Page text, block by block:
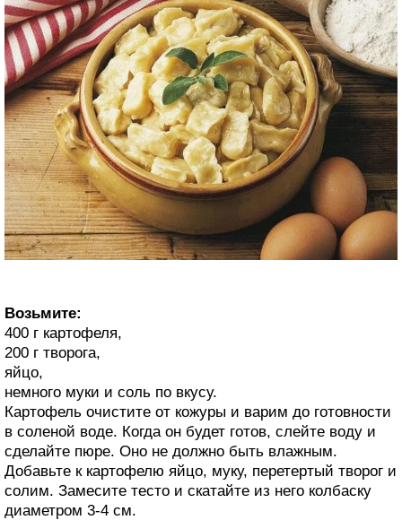
Возьмите:
400 г картофеля,
200 г творога,
яйцо,
немного муки и соль по вкусу.
Картофель очистите от кожуры и варим до готовности
в соленой воде. Когда он будет готов, слейте воду и
сделайте пюре. Оно не должно быть влажным.
Добавьте к картофелю яйцо, муку, перетертый творог и
солим. Замесите тесто и скатайте из него колбаску
диаметром 3-4 см.